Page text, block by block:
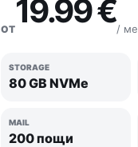
ОТ19.99 €/
STORAGE
80 GB NVMe
MAIL
200 пощи